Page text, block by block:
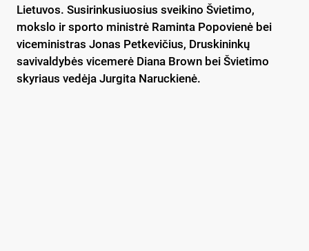
Lietuvos. Susirinkusiuosius sveikino Švietimo,
mokslo ir sporto ministrė Raminta Popovienė bei
viceministras Jonas Petkevičius, Druskininkų
savivaldybės vicemerė Diana Brown bei Švietimo
skyriaus vedėja Jurgita Naruckienė.